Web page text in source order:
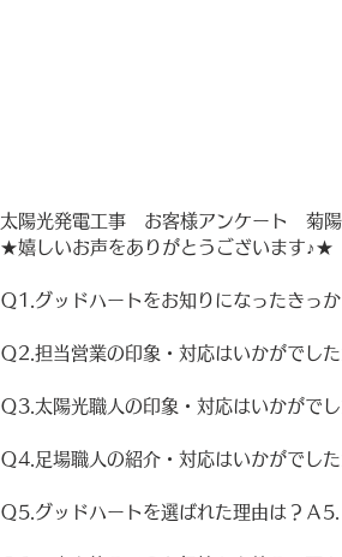
太陽光発電工事　お客様アンケート　菊
★嬉しいお声をありがとうございます♪★
Ｑ1.グッドハートをお知りになったきっ
Ｑ2.担当営業の印象・対応はいかがでした
Ｑ3.太陽光職人の印象・対応はいかがで
Ｑ4.足場職人の紹介・対応はいかがでした
Ｑ5.グッドハートを選ばれた理由は？Ａ5.